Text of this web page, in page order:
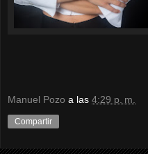
Manuel Pozo a las 4:29 p. m.
Compartir